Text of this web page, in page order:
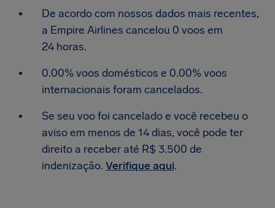
De acordo com nossos dados mais recentes,
a Empire Airlines cancelou 0 voos em
24 horas.
0.00% voos domésticos e 0.00% voos
internacionais foram cancelados.
Se seu voo foi cancelado e você recebeu o
aviso em menos de 14 dias, você pode ter
direito a receber até R$ 3.500 de
indenização. Verifique aqui.